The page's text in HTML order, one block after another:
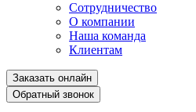
Сотрудничество
О компании
Наша команда
Клиентам
Заказать онлайн
Обратный звонок